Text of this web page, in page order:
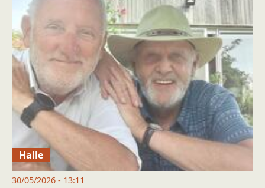
Halle
30/05/2026 - 13:11